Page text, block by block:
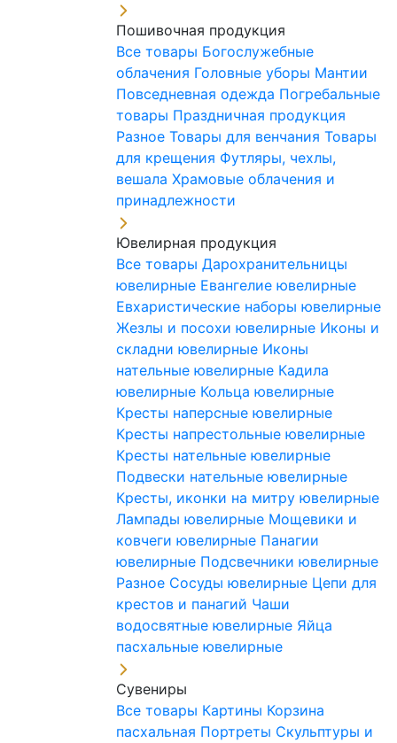
Пошивочная продукция
Все товары Богослужебные
облачения Головные уборы Мантии
Повседневная одежда Погребальные
товары Праздничная продукция
Разное Товары для венчания Товары
для крещения Футляры, чехлы,
вешала Храмовые облачения и
принадлежности
Ювелирная продукция
Все товары Дарохранительницы
ювелирные Евангелие ювелирные
Евхаристические наборы ювелирные
Жезлы и посохи ювелирные Иконы и
складни ювелирные Иконы
нательные ювелирные Кадила
ювелирные Кольца ювелирные
Кресты наперсные ювелирные
Кресты напрестольные ювелирные
Кресты нательные ювелирные
Подвески нательные ювелирные
Кресты, иконки на митру ювелирные
Лампады ювелирные Мощевики и
ковчеги ювелирные Панагии
ювелирные Подсвечники ювелирные
Разное Сосуды ювелирные Цепи для
крестов и панагий Чаши
водосвятные ювелирные Яйца
пасхальные ювелирные
Сувениры
Все товары Картины Корзина
пасхальная Портреты Скульптуры и